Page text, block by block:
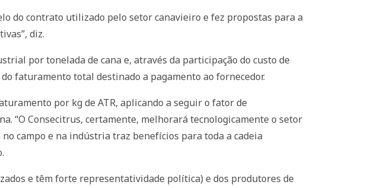
do contrato utilizado pelo setor canavieiro e fez propostas para a
diz.
por tonelada de cana e, através da participação do custo de
faturamento total destinado a pagamento ao fornecedor.
por kg de ATR, aplicando a seguir o fator de
“O Consecitrus, certamente, melhorará tecnologicamente o setor
campo e na indústria traz benefícios para toda a cadeia
e têm forte representatividade política) e dos produtores de